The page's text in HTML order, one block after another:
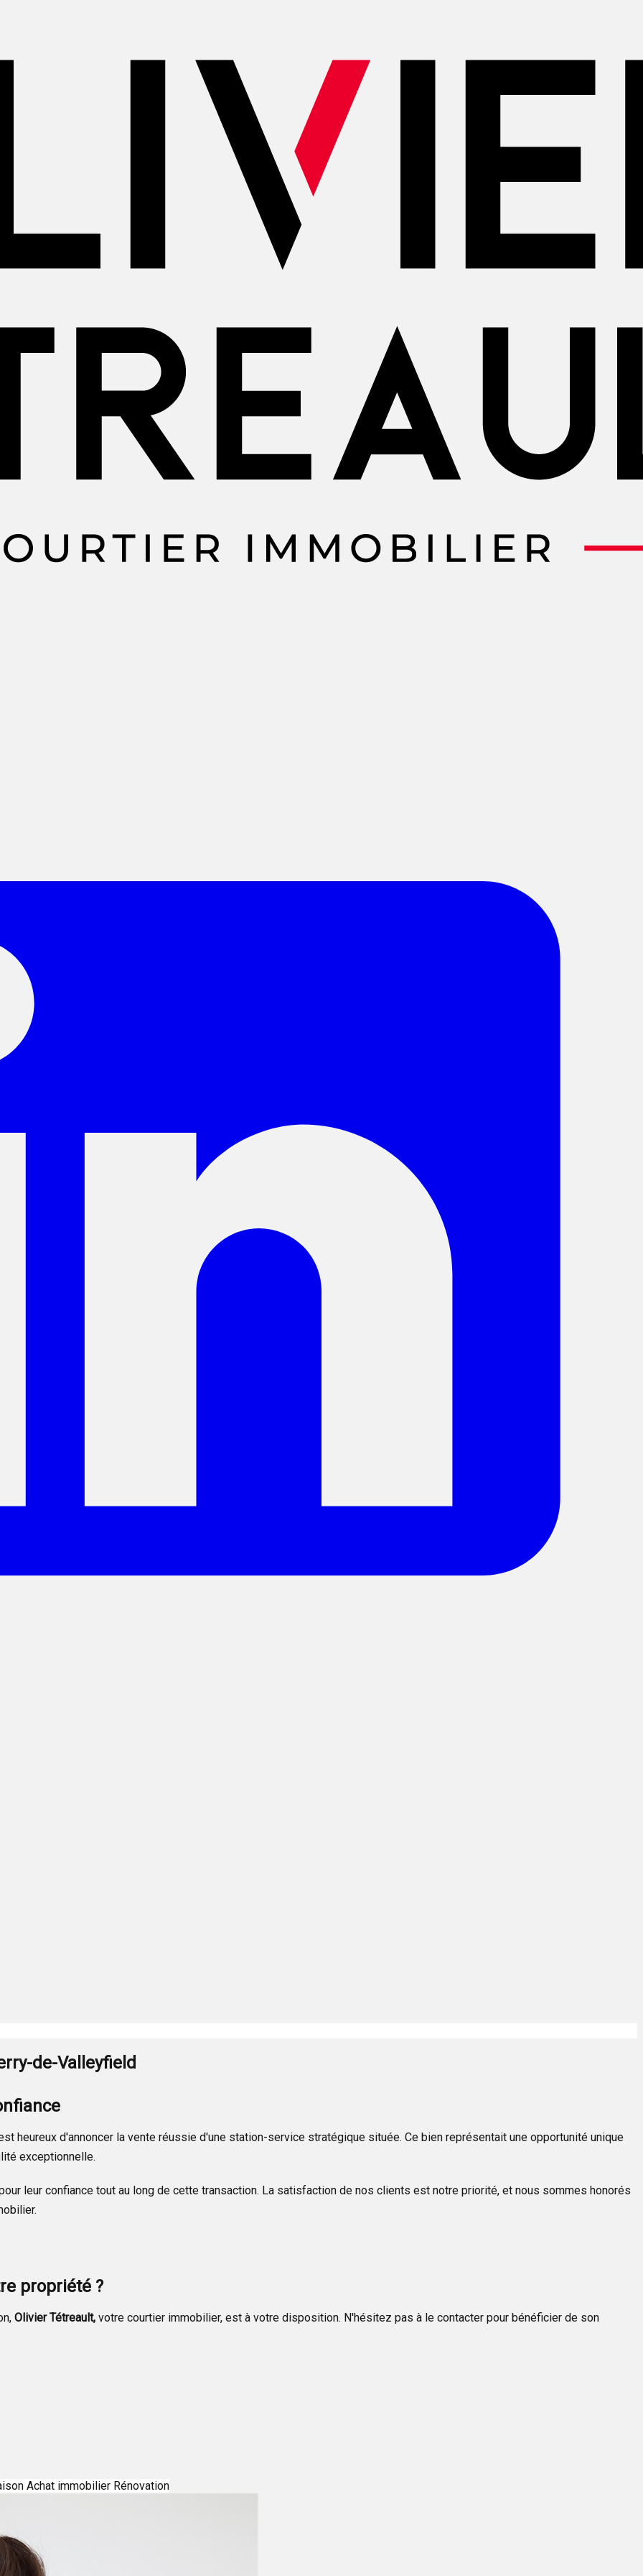
de-Valleyfield
heureux d'annoncer la vente réussie d'une station-service stratégique située. Ce bien représentait une opportunité unique
exceptionnelle.
leur confiance tout au long de cette transaction. La satisfaction de nos clients est notre priorité, et nous sommes honorés
propriété ?
Olivier Tétreault, votre courtier immobilier, est à votre disposition. N'hésitez pas à le contacter pour bénéficier de son
Achat immobilier Rénovation